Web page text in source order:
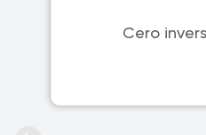
Cero